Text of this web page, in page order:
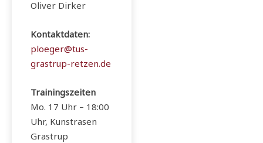
Oliver Dirker
Kontaktdaten:
ploeger@tus-
grastrup-retzen.de
Trainingszeiten
Mo. 17 Uhr – 18:00
Uhr, Kunstrasen
Grastrup